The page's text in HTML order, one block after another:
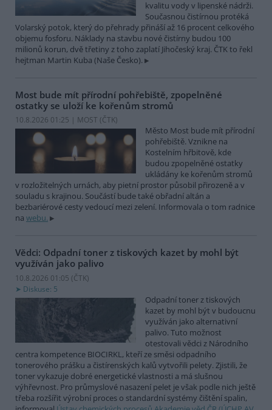
kvalitu vody v lipenské nádrži.
Současnou čistírnou protéká
Volarský potok, který do přehrady přináší až 16 procent celkového
objemu fosforu. Náklady na stavbu nové čistírny budou 100
milionů korun, dvě třetiny z toho zaplatí Jihočeský kraj. ČTK to řekl
hejtman Martin Kuba (Naše Česko).
Most bude mít přírodní pohřebiště, zpopelněné
ostatky se uloží ke kořenům stromů
10.8.2026 01:25 | MOST (ČTK)
Město Most bude mít přírodní
pohřebiště. Vznikne na
Kostelním hřbitově, kde
budou zpopelněné ostatky
ukládány ke kořenům stromů
v rozložitelných urnách, aby pietní prostor působil přirozeně a v
souladu s krajinou. Součástí bude také obřadní altán a
bezbariérové cesty vedoucí mezi zelení. Informovala o tom radnice
na webu.
Vědci: Odpadní toner z tiskových kazet by mohl být
využíván jako palivo
10.8.2026 01:05 (ČTK)
Diskuse: 5
Odpadní toner z tiskových
kazet by mohl být v budoucnu
využíván jako alternativní
palivo. Tuto možnost
otestovali vědci z Národního
centra kompetence BIOCIRKL, kteří ze směsi odpadního
tonerového prášku a čistírenských kalů vytvořili pelety. Zjistili, že
toner vykazuje dobré energetické vlastnosti a má slušnou
výhřevnost. Pro průmyslové nasazení pelet je však podle nich ještě
třeba rozšířit výrobní proces o standardní systémy čištění spalin,